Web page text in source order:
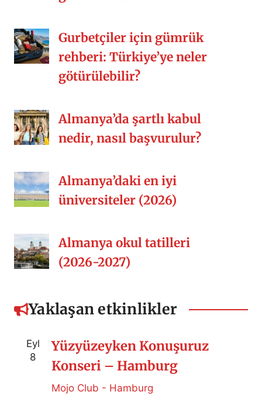
Gurbetçiler için gümrük
rehberi: Türkiye’ye neler
götürülebilir?
Almanya’da şartlı kabul
nedir, nasıl başvurulur?
Almanya’daki en iyi
üniversiteler (2026)
Almanya okul tatilleri
(2026-2027)
Yaklaşan etkinlikler
Eyl
8
Yüzyüzeyken Konuşuruz
Konseri – Hamburg
Mojo Club - Hamburg